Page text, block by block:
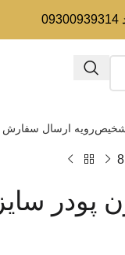
تشخیصرویه ارسال سفارش
سایز 8